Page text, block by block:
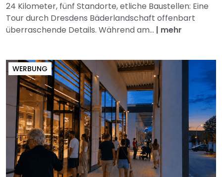
24 Kilometer, fünf Standorte, etliche Baustellen: Eine
Tour durch Dresdens Bäderlandschaft offenbart
überraschende Details. Während am... | mehr
WERBUNG